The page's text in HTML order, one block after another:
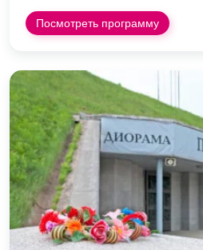
Посмотреть программу